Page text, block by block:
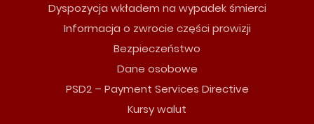
Dyspozycja wkładem na wypadek śmierci
Informacja o zwrocie części prowizji
Bezpieczeństwo
Dane osobowe
PSD2 – Payment Services Directive
Kursy walut